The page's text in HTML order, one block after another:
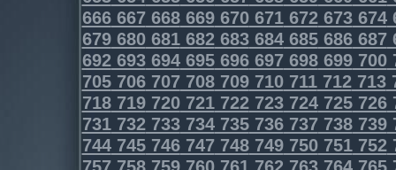
666667668669670671672673674
679680681682683684685686687
692693694695696697698699700
705706707708709710711712713
718719720721722723724725726
731732733734735736737738739
744745746747748749750751752